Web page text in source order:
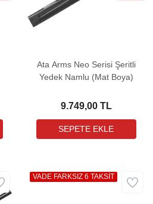
Ata Arms Neo Serisi Şeritli
Yedek Namlu (Mat Boya)
9.749,00 TL
VADE FARKSIZ 6 TAKSİT